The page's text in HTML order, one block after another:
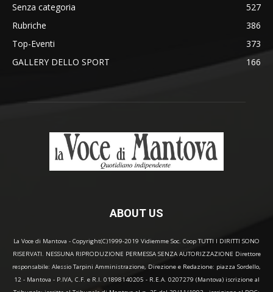
Senza categoria
527
Rubriche
386
Top-Eventi
373
GALLERY DELLO SPORT
166
ABOUT US
La Voce di Mantova - Copyright(C)1999-2019 Vidiemme Soc. Coop TUTTI I DIRITTI SONO
RISERVATI. NESSUNA RIPRODUZIONE PERMESSA SENZA AUTORIZZAZIONE Direttore
responsabile: Alessio Tarpini Amministrazione, Direzione e Redazione: piazza Sordello,
12 - Mantova - P.IVA, C.F. e R.I. 01898140205 - R.E.A. 0207279 (Mantova) iscrizione al